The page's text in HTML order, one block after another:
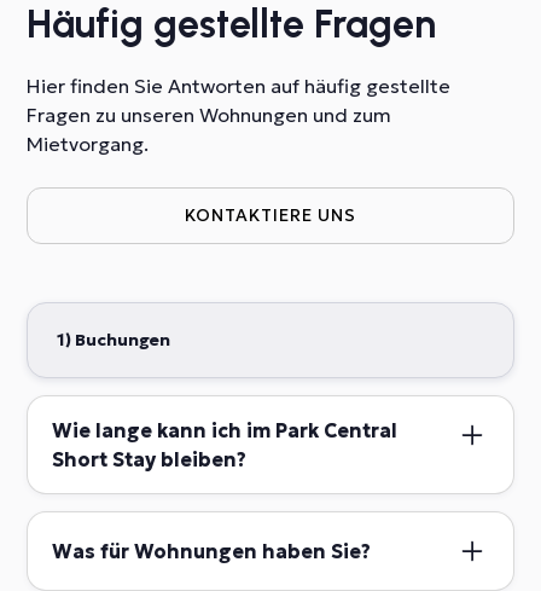
Häufig gestellte Fragen
Hier finden Sie Antworten auf häufig gestellte
Fragen zu unseren Wohnungen und zum
Mietvorgang.
KONTAKTIERE UNS
1) Buchungen
Wie lange kann ich im Park Central
Short Stay bleiben?
4 Monaten buchen.
Was für Wohnungen haben Sie?